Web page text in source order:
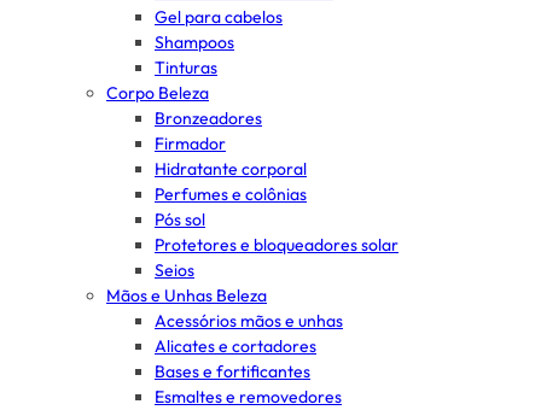
Gel para cabelos
Shampoos
Tinturas
Corpo Beleza
Bronzeadores
Firmador
Hidratante corporal
Perfumes e colônias
Pós sol
Protetores e bloqueadores solar
Seios
Mãos e Unhas Beleza
Acessórios mãos e unhas
Alicates e cortadores
Bases e fortificantes
Esmaltes e removedores